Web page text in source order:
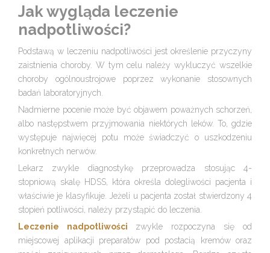
Jak wygląda leczenie
nadpotliwości?
Podstawą w leczeniu nadpotliwości jest określenie przyczyny
zaistnienia choroby. W tym celu należy wykluczyć wszelkie
choroby ogólnoustrojowe poprzez wykonanie stosownych
badań laboratoryjnych.
Nadmierne pocenie może być objawem poważnych schorzeń,
albo następstwem przyjmowania niektórych leków. To, gdzie
występuje najwięcej potu może świadczyć o uszkodzeniu
konkretnych nerwów.
Lekarz zwykle diagnostykę przeprowadza stosując 4-
stopniową skalę HDSS, która określa dolegliwości pacjenta i
właściwie je klasyfikuje. Jeżeli u pacjenta został stwierdzony 4
stopień potliwości, należy przystąpić do leczenia.
Leczenie nadpotliwości zwykle rozpoczyna się od
miejscowej aplikacji preparatów pod postacią kremów oraz